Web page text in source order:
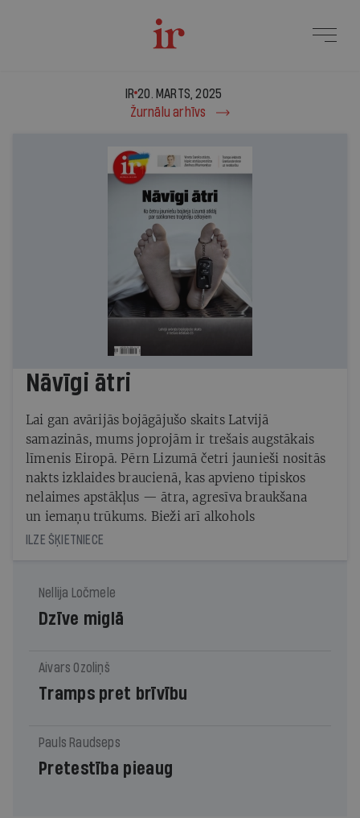
IR - 20. marts, 2025
IR 20. MARTS, 2025
Žurnālu arhīvs
Nāvīgi ātri
Lai gan avārijās bojāgājušo skaits Latvijā
samazinās, mums joprojām ir trešais augstākais
līmenis Eiropā. Pērn Lizumā četri jaunieši nositās
nakts izklaides braucienā, kas apvieno tipiskos
nelaimes apstākļus — ātra, agresīva braukšana
un iemaņu trūkums. Bieži arī alkohols
ILZE ŠĶIETNIECE
Nellija Ločmele
Dzīve miglā
Aivars Ozoliņš
Tramps pret brīvību
Pauls Raudseps
Pretestība pieaug